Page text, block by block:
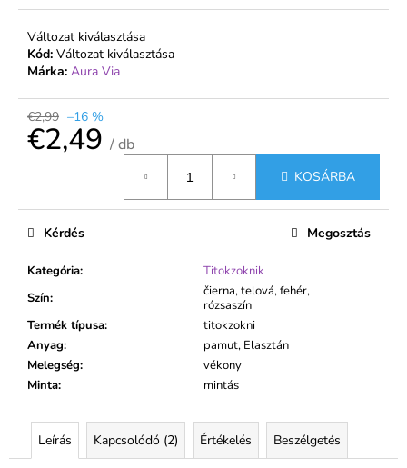
Változat kiválasztása
Kód: Változat kiválasztása
Márka: Aura Via
€2,99 –16 %
€2,49 / db
KOSÁRBA
Kategória:
Titokzoknik
Szín:
čierna, telová, fehér,
rózsaszín
Termék típusa:
titokzokni
Anyag:
pamut, Elasztán
Melegség:
vékony
Minta: mintás
Kérdés Megosztás
Leírás Kapcsolódó (2) Értékelés Beszélgetés